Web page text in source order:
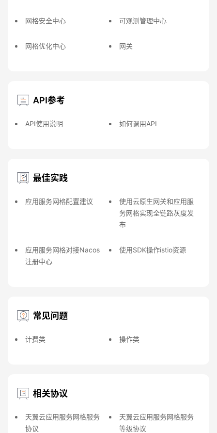
网格安全中心 可观测管理中心
网格优化中心 网关
API参考
API使用说明 如何调用API
最佳实践
应用服务网格配置建议
使用云原生网关和应用服
务网格实现全链路灰度发
布
应用服务网格对接Nacos
注册中心
使用SDK操作istio资源
常见问题
计费类 操作类
相关协议
天翼云应用服务网格服务
协议
天翼云应用服务网格服务
等级协议